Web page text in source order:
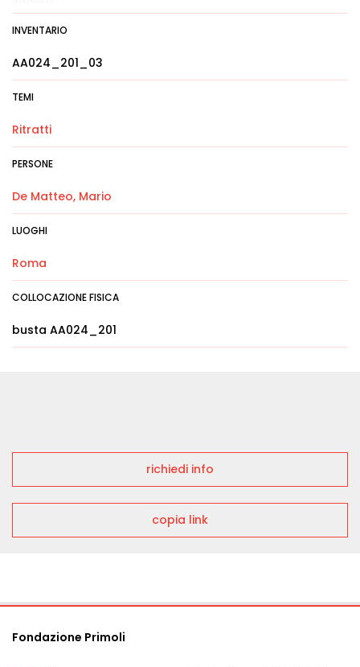
INVENTARIO
AA024_201_03
TEMI
Ritratti
PERSONE
De Matteo, Mario
LUOGHI
Roma
COLLOCAZIONE FISICA
busta AA024_201
richiedi info
copia link
Fondazione Primoli